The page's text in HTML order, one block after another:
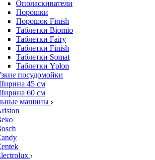
Ополаскиватели
Порошки
Порошок Finish
Таблетки Biomio
Таблетки Fairy
Таблетки Finish
Таблетки Somat
Таблетки Yplon
посудомойки
45 см
60 см
машины